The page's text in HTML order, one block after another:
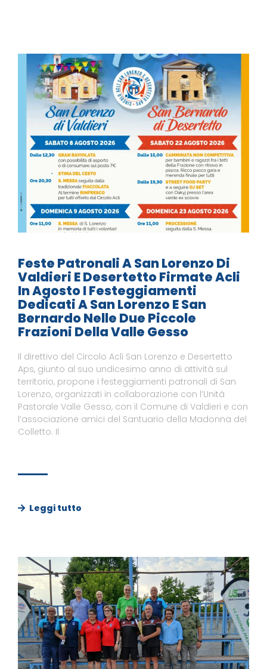
Feste Patronali A San Lorenzo Di
Valdieri E Desertetto Firmate Acli
In Agosto I Festeggiamenti
Dedicati A San Lorenzo E San
Bernardo Nelle Due Piccole
Frazioni Della Valle Gesso
Il direttivo del Circolo Acli San Lorenzo e Desertetto
Aps, giunto al suo undicesimo anno di attività sul
territorio, propone i festeggiamenti patronali di San
Lorenzo, organizzati in collaborazione con l’Unità
Pastorale Valle Gesso, con il Comune di Valdieri e con
l’associazione amici del Santuario della Madonna del
Colletto. Il
Leggi tutto